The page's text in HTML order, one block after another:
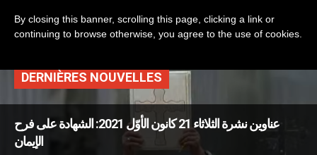
‘معوّقون’
DERNIÈRES NOUVELLES
عناوين نشرة الثلاثاء 21 كانون الأوّل 2021: الشهادة على فرح
الإيمان
By closing this banner, scrolling this page, clicking a link or
continuing to browse otherwise, you agree to the use of cookies.